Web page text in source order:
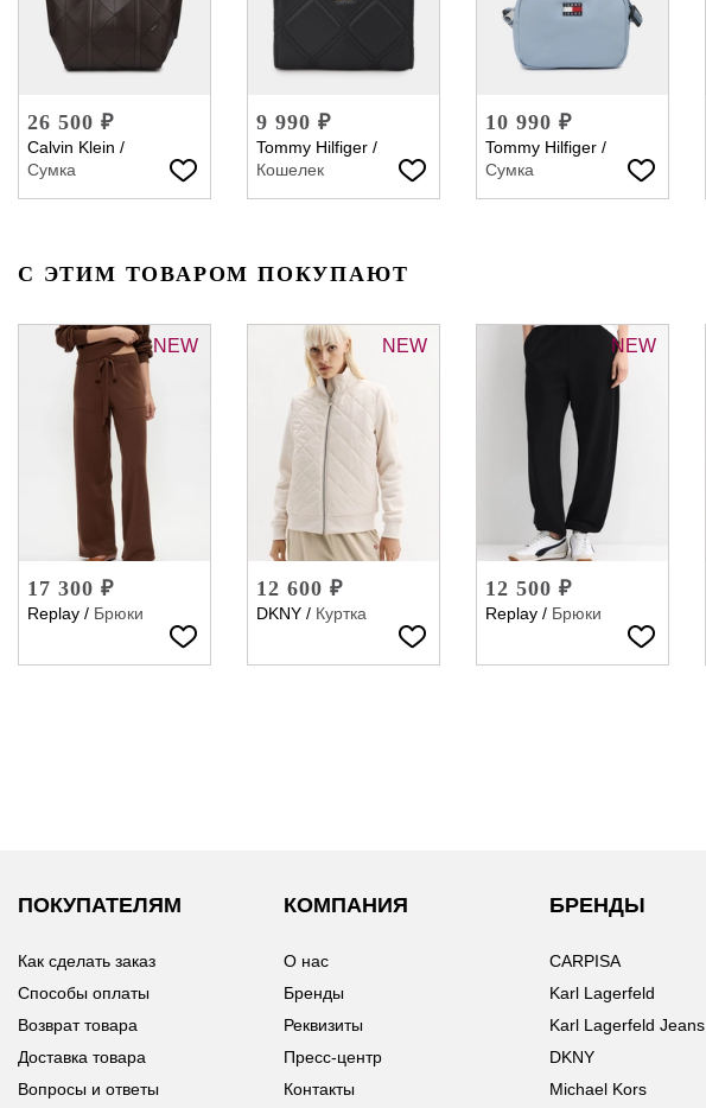
26 500 ₽
Calvin Klein /
Сумка
9 990 ₽
Tommy Hilfiger /
Кошелек
10 990 ₽
Tommy Hilfiger /
Сумка
С ЭТИМ ТОВАРОМ ПОКУПАЮТ
NEW
17 300 ₽
Replay / Брюки
NEW
12 600 ₽
DKNY / Куртка
NEW
12 500 ₽
Replay / Брюки
ПОКУПАТЕЛЯМ
Как сделать заказ
Способы оплаты
Возврат товара
Доставка товара
Вопросы и ответы
КОМПАНИЯ
О нас
Бренды
Реквизиты
Пресс-центр
Контакты
БРЕНДЫ
CARPISA
Karl Lagerfeld
Karl Lagerfeld Jeans
DKNY
Michael Kors